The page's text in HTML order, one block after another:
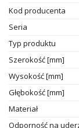
Kod producenta
Seria
Typ produktu
Szerokość [mm]
Wysokość [mm]
Głębokość [mm]
Materiał
Odporność na